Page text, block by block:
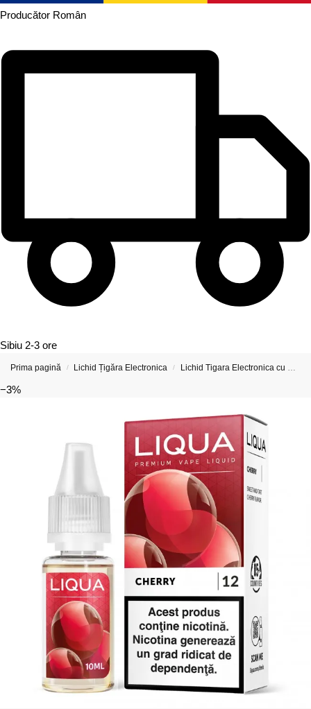
Producător Român
Sibiu 2-3 ore
Prima pagină / Lichid Țigăra Electronica / Lichid Tigara Electronica cu Nicotina
−3%